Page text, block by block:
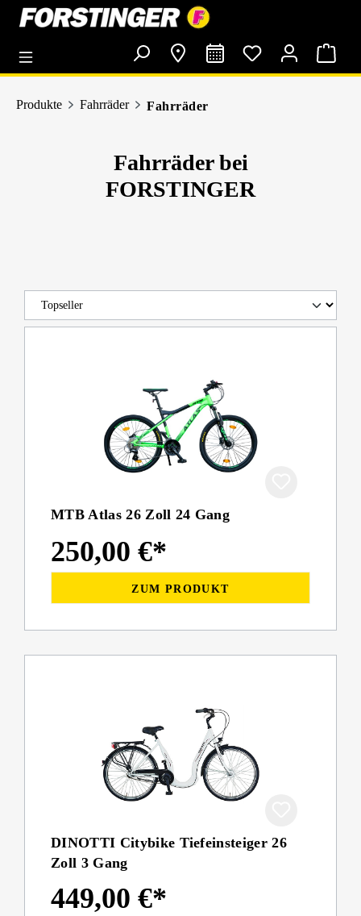
springen
Produkte Fahrräder Fahrräder
Fahrräder bei
FORSTINGER
MTB Atlas 26 Zoll 24 Gang
250,00 €*
ZUM PRODUKT
DINOTTI Citybike Tiefeinsteiger 26
Zoll 3 Gang
449,00 €*